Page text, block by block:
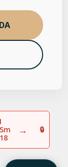
I
Sm
18
→